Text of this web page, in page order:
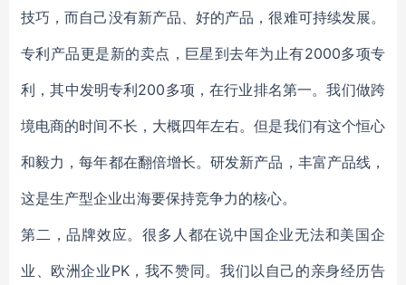
技巧，而自己没有新产品、好的产品，很难可持续发展。
专利产品更是新的卖点，巨星到去年为止有2000多项专
利，其中发明专利200多项，在行业排名第一。我们做跨
境电商的时间不长，大概四年左右。但是我们有这个恒心
和毅力，每年都在翻倍增长。研发新产品，丰富产品线，
这是生产型企业出海要保持竞争力的核心。
第二，品牌效应。很多人都在说中国企业无法和美国企
业、欧洲企业PK，我不赞同。我们以自己的亲身经历告